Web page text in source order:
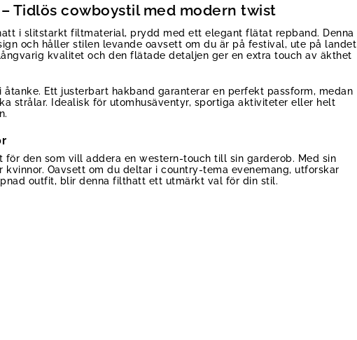
Tidlös cowboystil med modern twist
i slitstarkt filtmaterial, prydd med ett elegant flätat repband. Denna
och håller stilen levande oavsett om du är på festival, ute på landet
kvalitet och den flätade detaljen ger en extra touch av äkthet
Ett justerbart hakband garanterar en perfekt passform, medan
strålar. Idealisk för utomhusäventyr, sportiga aktiviteter eller helt
den som vill addera en western-touch till sin garderob. Med sin
Oavsett om du deltar i country-tema evenemang, utforskar
outfit, blir denna filthatt ett utmärkt val för din stil.